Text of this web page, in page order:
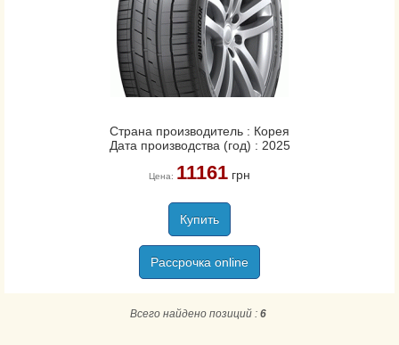
Страна производитель : Корея
Дата производства (год) : 2025
Цена: 11161грн
Купить
Рассрочка online
Всего найдено позиций : 6